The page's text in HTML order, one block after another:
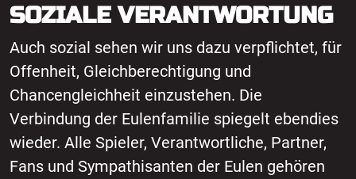
SOZIALE VERANTWORTUNG
Auch sozial sehen wir uns dazu verpflichtet, für
Offenheit, Gleichberechtigung und
Chancengleichheit einzustehen. Die
Verbindung der Eulenfamilie spiegelt ebendies
wieder. Alle Spieler, Verantwortliche, Partner,
Fans und Sympathisanten der Eulen gehören